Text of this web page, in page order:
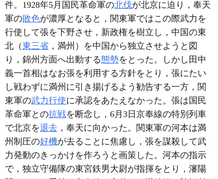
件。1928年5月国民革命軍の北伐が北京に迫り，奉天
軍の敗色が濃厚となると，関東軍ではこの際武力を
行使して張を下野させ，新政権を樹立し，中国の東
北（東三省 ，満州）を中国から独立させようと図
り，錦州方面へ出動する態勢をとった。しかし田中
義一首相はなお張を利用する方針をとり，張にたい
し戦わずに満州に引き揚げるよう勧告する一方，関
東軍の武力行使に承認をあたえなかった。張は国民
革命軍との抗戦を断念し，6月3日京奉線の特別列車
で北京を退去 ，奉天に向かった。関東軍の河本は満
州制圧の好機が去ることに焦慮し，張を謀殺して武
力発動のきっかけを作ろうと画策した。河本の指示
で，独立守備隊の東宮鉄男大尉が指揮をとり，瀋陽